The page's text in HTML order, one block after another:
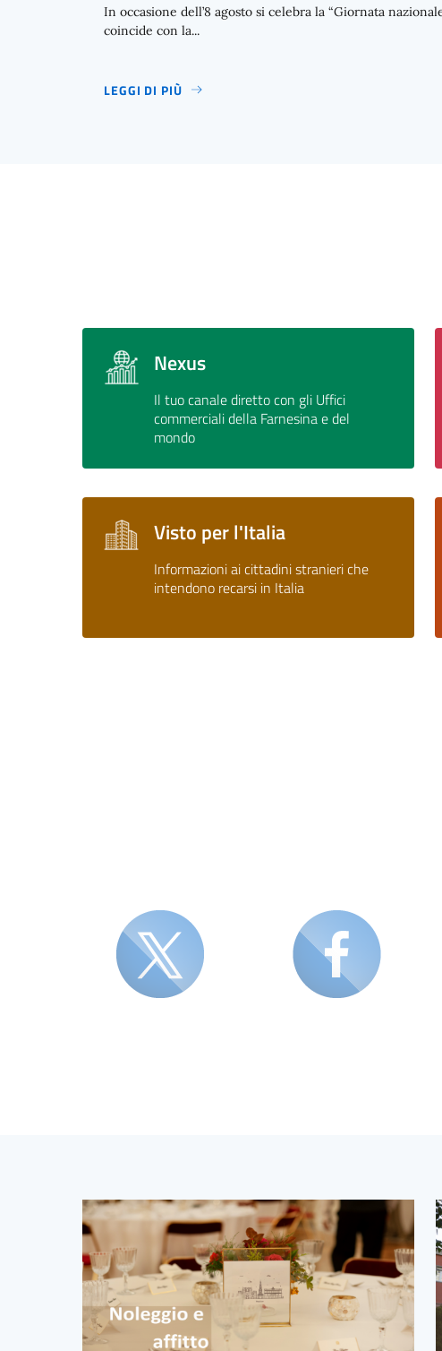
In occasione dell’8 agosto si celebra la “Giornata
coincide con la...
LEGGI DI PIÙ
Nexus
Il tuo canale diretto con gli Uffici
commerciali della Farnesina e del
mondo
Visto per l'Italia
Informazioni ai cittadini stranieri che
intendono recarsi in Italia
Blocco Banner